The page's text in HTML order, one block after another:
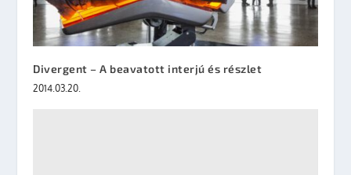
Divergent – A beavatott interjú és részlet
2014.03.20.